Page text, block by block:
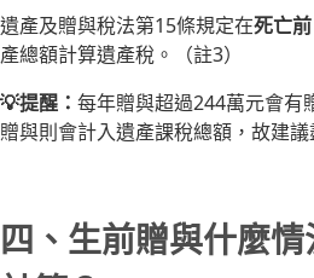
遺產及贈與稅法第15條規定在死亡
產總額計算遺產稅。（註3）
💡提醒： 每年贈與超過244萬元會有
贈與則會計入遺產課稅總額，故建
四、生前贈與什麼